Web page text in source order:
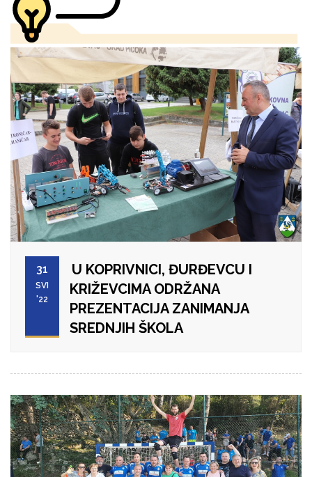
31
SVI
'22
U KOPRIVNICI, ĐURĐEVCU I
KRIŽEVCIMA ODRŽANA
PREZENTACIJA ZANIMANJA
SREDNJIH ŠKOLA